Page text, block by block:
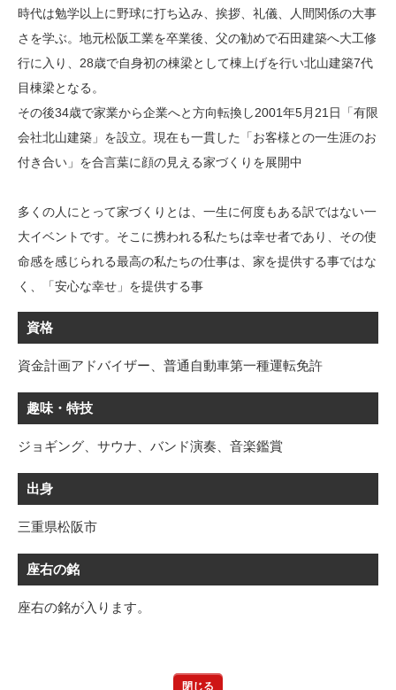
時代は勉学以上に野球に打ち込み、挨拶、礼儀、人間関係の大事
さを学ぶ。地元松阪工業を卒業後、父の勧めで石田建築へ大工修
行に入り、28歳で自身初の棟梁として棟上げを行い北山建築7代
目棟梁となる。
その後34歳で家業から企業へと方向転換し2001年5月21日「有限
会社北山建築」を設立。現在も一貫した「お客様との一生涯のお
付き合い」を合言葉に顔の見える家づくりを展開中
多くの人にとって家づくりとは、一生に何度もある訳ではない一
大イベントです。そこに携われる私たちは幸せ者であり、その使
命感を感じられる最高の私たちの仕事は、家を提供する事ではな
く、「安心な幸せ」を提供する事
資格
資金計画アドバイザー、普通自動車第一種運転免許
趣味・特技
ジョギング、サウナ、バンド演奏、音楽鑑賞
出身
三重県松阪市
座右の銘
座右の銘が入ります。
閉じる